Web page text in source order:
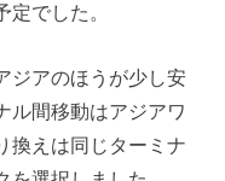
でした。
ジアのほうが少し安
ル間移動はアジアワ
換えは同じターミナ